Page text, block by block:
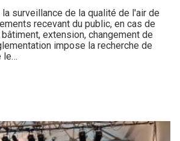
surveillance de la qualité de l'air de
recevant du public, en cas de
extension, changement de
impose la recherche de
le…